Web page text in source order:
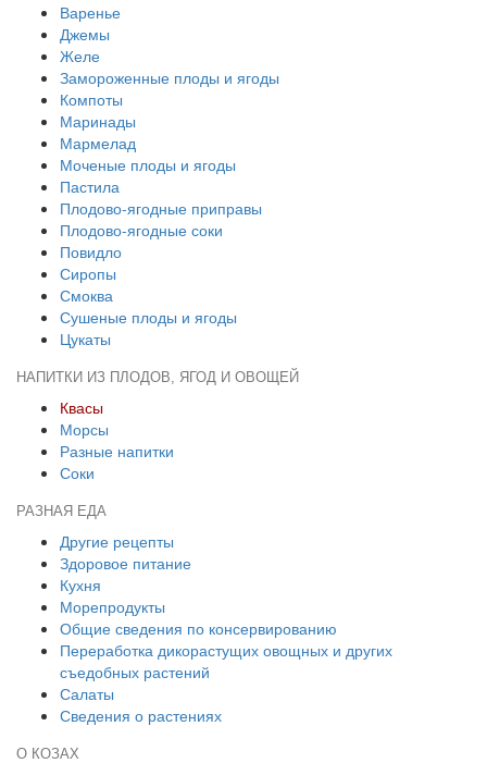
Варенье
Джемы
Желе
Замороженные плоды и ягоды
Компоты
Маринады
Мармелад
Моченые плоды и ягоды
Пастила
Плодово-ягодные приправы
Плодово-ягодные соки
Повидло
Сиропы
Смоква
Сушеные плоды и ягоды
Цукаты
НАПИТКИ ИЗ ПЛОДОВ, ЯГОД И ОВОЩЕЙ
Квасы
Морсы
Разные напитки
Соки
РАЗНАЯ ЕДА
Другие рецепты
Здоровое питание
Кухня
Морепродукты
Общие сведения по консервированию
Переработка дикорастущих овощных и других
съедобных растений
Салаты
Сведения о растениях
О КОЗАХ